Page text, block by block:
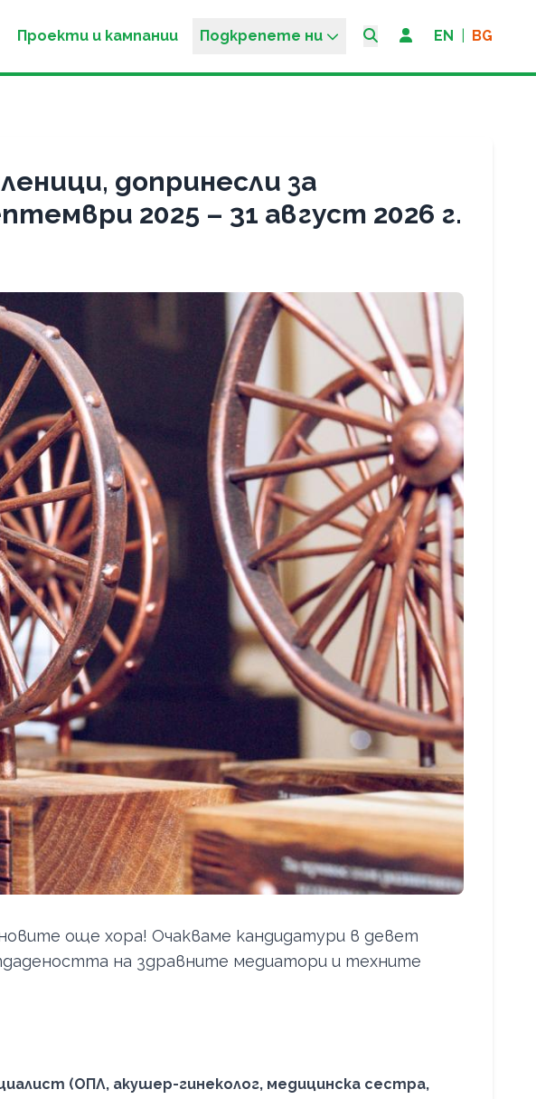
Проекти и кампании Подкрепете ни EN BG
допринесли за
2025 – 31 август 2026 г.
още хора! Очакваме кандидатури в девет
на здравните медиатори и техните
(ОПЛ, акушер-гинеколог, медицинска сестра,